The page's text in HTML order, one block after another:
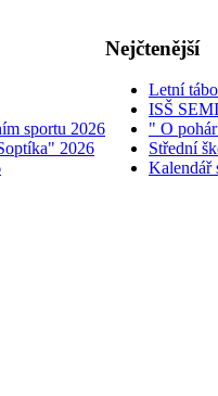
sportu 2026
2026
Nejčtenější
Letní
ISŠ
" O
Střední
Kalendář